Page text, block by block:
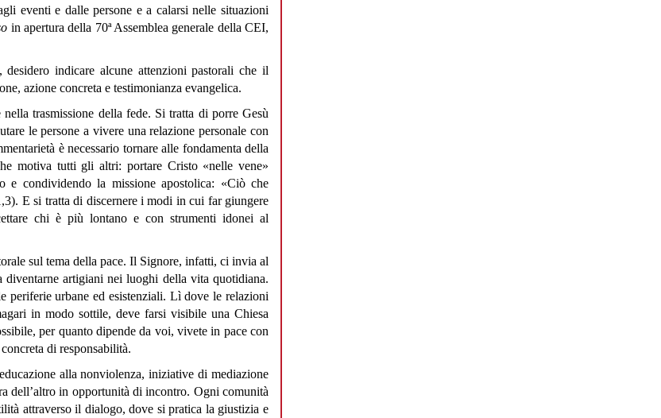
eventi e dalle persone e a calarsi nelle situazioni
in apertura della 70ª Assemblea generale della CEI,
indicare alcune attenzioni pastorali che il
azione concreta e testimonianza evangelica.
trasmissione della fede. Si tratta di porre Gesù
le persone a vivere una relazione personale con
è necessario tornare alle fondamenta della
motiva tutti gli altri: portare Cristo «nelle vene»
e condividendo la missione apostolica: «Ciò che
E si tratta di discernere i modi in cui far giungere
chi è più lontano e con strumenti idonei al
sul tema della pace. Il Signore, infatti, ci invia al
artigiani nei luoghi della vita quotidiana.
periferie urbane ed esistenziali. Lì dove le relazioni
in modo sottile, deve farsi visibile una Chiesa
per quanto dipende da voi, vivete in pace con
di responsabilità.
alla nonviolenza, iniziative di mediazione
dell’altro in opportunità di incontro. Ogni comunità
attraverso il dialogo, dove si pratica la giustizia e